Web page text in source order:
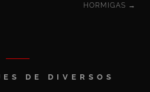
HORMIGAS →
DE DIVERSOS